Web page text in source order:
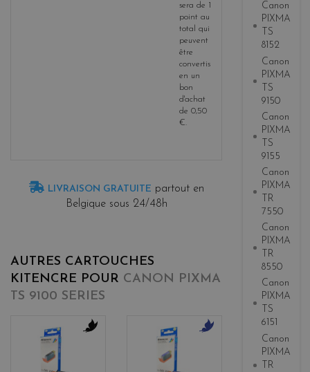
sera de 1
point au
total qui
peuvent
être
convertis
en un
bon
d'achat
de 0,50
€.
LIVRAISON GRATUITE partout en
Belgique sous 24/48h
AUTRES CARTOUCHES
KITENCRE POUR CANON PIXMA
TS 9100 SERIES
Canon
PIXMA
TS
8152
Canon
PIXMA
TS
9150
Canon
PIXMA
TS
9155
Canon
PIXMA
TR
7550
Canon
PIXMA
TR
8550
Canon
PIXMA
TS
6151
Canon
PIXMA
TR